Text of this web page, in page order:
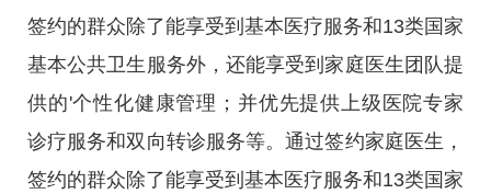
签约的群众除了能享受到基本医疗服务和13类国家
基本公共卫生服务外，还能享受到家庭医生团队提
供的'个性化健康管理；并优先提供上级医院专家
诊疗服务和双向转诊服务等。通过签约家庭医生，
签约的群众除了能享受到基本医疗服务和13类国家